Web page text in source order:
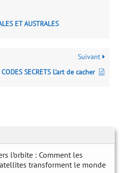
l’orbite : Comment les
transforment le monde
ET AUSTRALES
Suivant
SECRETS L’art de cacher